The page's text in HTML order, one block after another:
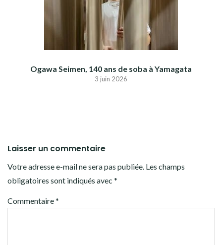
Ogawa Seimen, 140 ans de soba à Yamagata
3 juin 2026
Laisser un commentaire
Votre adresse e-mail ne sera pas publiée. Les champs
obligatoires sont indiqués avec *
Commentaire*